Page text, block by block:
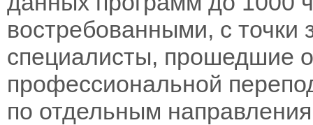
востребованными, с точки
специалисты, прошедшие
профессиональной
по отдельным